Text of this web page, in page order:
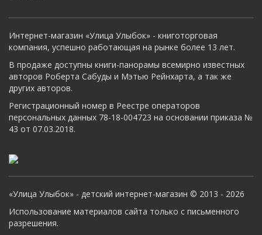
Интернет-магазин «Улица Улыбок» - книготорговая
компания, успешно работающая на рынке более 13 лет.
В продаже доступны книги-панорамы всемирно известных
авторов Роберта Сабуды и Мэтью Рейнхарта, а так же
других авторов.
Регистрационный номер в Реестре операторов
персональных данных 78-18-004723 на основании приказа №
43 от 07.03.2018.
«Улица Улыбок» - детский интернет-магазин © 2013 - 2026
Использование материалов сайта только с письменного
разрешения.